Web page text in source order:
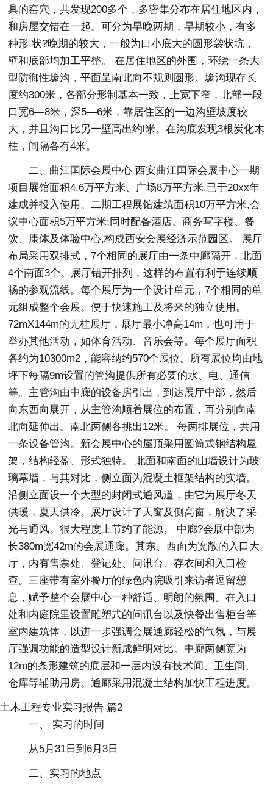
具的窑穴，共发现200多个，多密集分布在居住地区内，
和房屋交错在一起。可分为早晚两期，早期较小，有多
种形 状?晚期的较大，一般为口小底大的圆形袋状坑，
壁和底部均加工平整。 在居住地区的外围，环绕一条大
型防御性壕沟，平面呈南北向不规则圆形。壕沟现存长
度约300米，各部分形制基本一致，上宽下窄，北部一段
口宽6—8米，深5—6米，靠居住区的一边沟壁坡度较
大，并且沟口比另一壁高出约l米。在沟底发现3根炭化木
柱，间隔各有4米。
二、曲江国际会展中心 西安曲江国际会展中心一期
项目展馆面积4.6万平方米、广场8万平方米,已于20xx年
建成并投入使用。二期工程展馆建筑面积10万平方米,会
议中心面积5万平方米;同时配备酒店、商务写字楼、餐
饮、康体及体验中心,构成西安会展经济示范园区。 展厅
布局采用双排式，7个相同的展厅由一条中廊隔开，北面
4个南面3个。展厅错开排列，这样的布置有利于连续顺
畅的参观流线。每个展厅为一个设计单元，7个相同的单
元组成整个会展。便于快速施工及将来的独立使用。
72mX144m的无柱展厅，展厅最小净高14m，也可用于
举办其他活动，如体育活动、音乐会等。每个展厅面积
各约为10300m2，能容纳约570个展位。所有展位均由地
坪下每隔9m设置的管沟提供所有必要的水、电、通信
等。主管沟由中廊的设备房引出，到达展厅中部，然后
向东西向展开，从主管沟顺着展位的布置，再分别向南
北向延伸出。南北两侧各挑出12米。 每两排展位，共用
一条设备管沟。新会展中心的屋顶采用圆筒式钢结构屋
架，结构轻盈、形式独特。 北面和南面的山墙设计为玻
璃幕墙，与其对比，侧立面为混凝土框架结构的实墙。
沿侧立面设一个大型的封闭式通风道，由它为展厅冬天
供暖，夏天供冷。展厅设计了天窗及侧高窗，解决了采
光与通风。很大程度上节约了能源。 中廊?会展中部为
长380m宽42m的会展通廊。其东、西面为宽敞的入口大
厅，内有售票处、登记处、问讯台、存衣间和入口检
查。三座带有室外餐厅的绿色内院吸引来访者逗留憩
息，赋予整个会展中心一种舒适、明朗的氛围。在入口
处和内庭院里设置雕塑式的问讯台以及快餐出售柜台等
室内建筑体，以进一步强调会展通廊轻松的气氛，与展
厅强调功能的造型设计新成鲜明对比。中廊两侧宽为
12m的条形建筑的底层和一层内设有技术间、卫生间、
仓库等辅助用房。通廊采用混凝土结构加快工程进度。
土木工程专业实习报告 篇2
一、 实习的时间
从5月31日到6月3日
二、实习的地点